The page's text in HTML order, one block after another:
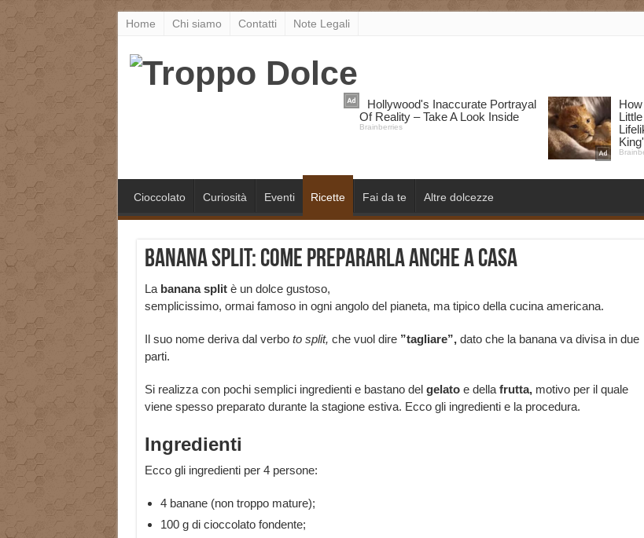
Home Chi siamo Contatti Note Legali
Cioccolato Curiosità Eventi Ricette Fai da te Altre dolcezze
Banana split: come prepararla anche a casa
La banana splitè un dolce gustoso,
semplicissimo, ormai famoso in ogni angolo del pianeta, ma tipico della cucina americana.
Il suo nome deriva dal verboto split, che vuol dire ”tagliare”,dato che la banana va divisa in due
parti.
Si realizza con pochi semplici ingredienti e bastano del gelatoe della frutta,motivo per il quale
viene spesso preparato durante la stagione estiva. Ecco gli ingredienti e la procedura.
Ingredienti
Ecco gli ingredienti per 4 persone:
4 banane (non troppo mature);
100 g di cioccolato fondente;